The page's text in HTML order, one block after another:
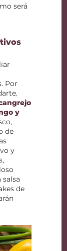
será
Por
y
de
y
de